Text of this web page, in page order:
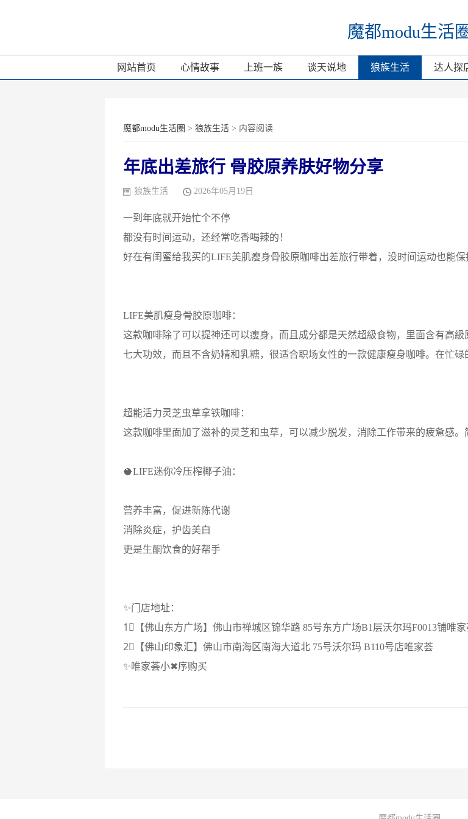
魔都modu生活圈
网站首页 心情故事 上班一族 谈天说地 狼族生活 达人探
魔都modu生活圈 > 狼族生活 > 内容阅读
年底出差旅行 骨胶原养肤好物分享
狼族生活 2026年05月19日
一到年底就开始忙个不停
都没有时间运动，还经常吃香喝辣的！
好在有闺蜜给我买的LIFE美肌瘦身骨胶原咖啡出差旅行带着，没时间运动也能保
LIFE美肌瘦身骨胶原咖啡：
这款咖啡除了可以提神还可以瘦身，而且成分都是天然超級食物，里面含有高
七大功效，而且不含奶精和乳糖，很适合职场女性的一款健康瘦身咖啡。在忙
超能活力灵芝虫草拿铁咖啡：
这款咖啡里面加了滋补的灵芝和虫草，可以减少脱发，消除工作带来的疲惫感。
🥥LIFE迷你冷压榨椰子油：
营养丰富，促进新陈代谢
消除炎症，护齿美白
更是生酮饮食的好帮手
✨门店地址：
1⃣【佛山东方广场】佛山市禅城区锦华路 85号东方广场B1层沃尔玛F0013铺唯家
2⃣【佛山印象汇】佛山市南海区南海大道北 75号沃尔玛 B110号店唯家荟
✨唯家荟小✖序购买